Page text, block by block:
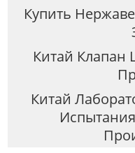
Купить
Китай Клапан
Китай